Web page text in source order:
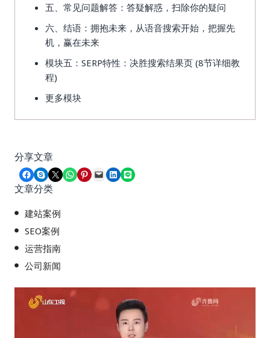
五、常见问题解答：答疑解惑，扫除你的疑问
六、结语：拥抱未来，从语音搜索开始，把握先
机，赢在未来
模块五：SERP特性：决胜搜索结果页 (8节详细教
程)
更多模块
分享文章
Share on Facebook
Share on Skype
Share on X Share on WhatsApp
Share on Pinterest
Email this PageShare on LinkedIn
Share on LINE
文章分类
建站案例
SEO案例
运营指南
公司新闻